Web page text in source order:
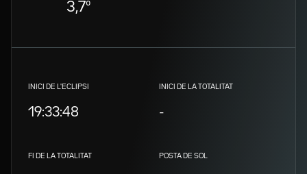
3,7º
INICI DE L'ECLIPSI
19:33:48
INICI DE LA TOTALITAT
-
FI DE LA TOTALITAT POSTA DE SOL